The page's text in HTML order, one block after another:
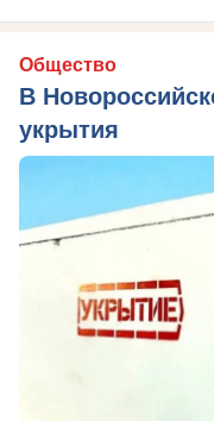
Общество
В
укрытия